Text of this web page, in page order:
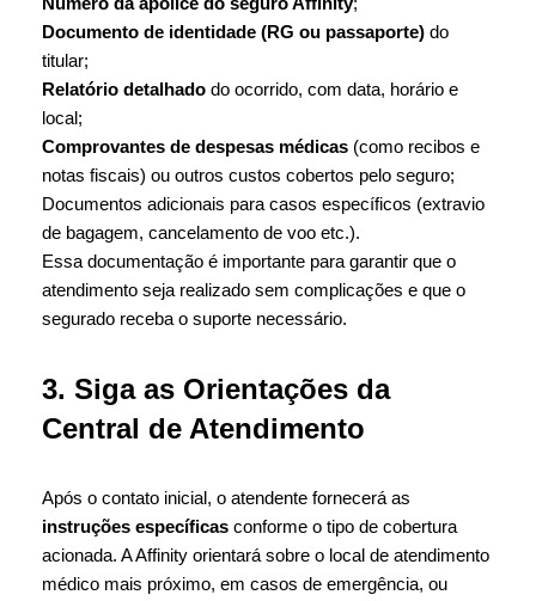
Documento de identidade (RG ou passaporte) do
titular;
Relatório detalhado do ocorrido, com data, horário e
local;
Comprovantes de despesas médicas (como recibos e
notas fiscais) ou outros custos cobertos pelo seguro;
Documentos adicionais para casos específicos (extravio
de bagagem, cancelamento de voo etc.).
Essa documentação é importante para garantir que o
atendimento seja realizado sem complicações e que o
segurado receba o suporte necessário.
3. Siga as Orientações da
Central de Atendimento
Após o contato inicial, o atendente fornecerá as
instruções específicas conforme o tipo de cobertura
acionada. A Affinity orientará sobre o local de atendimento
médico mais próximo, em casos de emergência, ou